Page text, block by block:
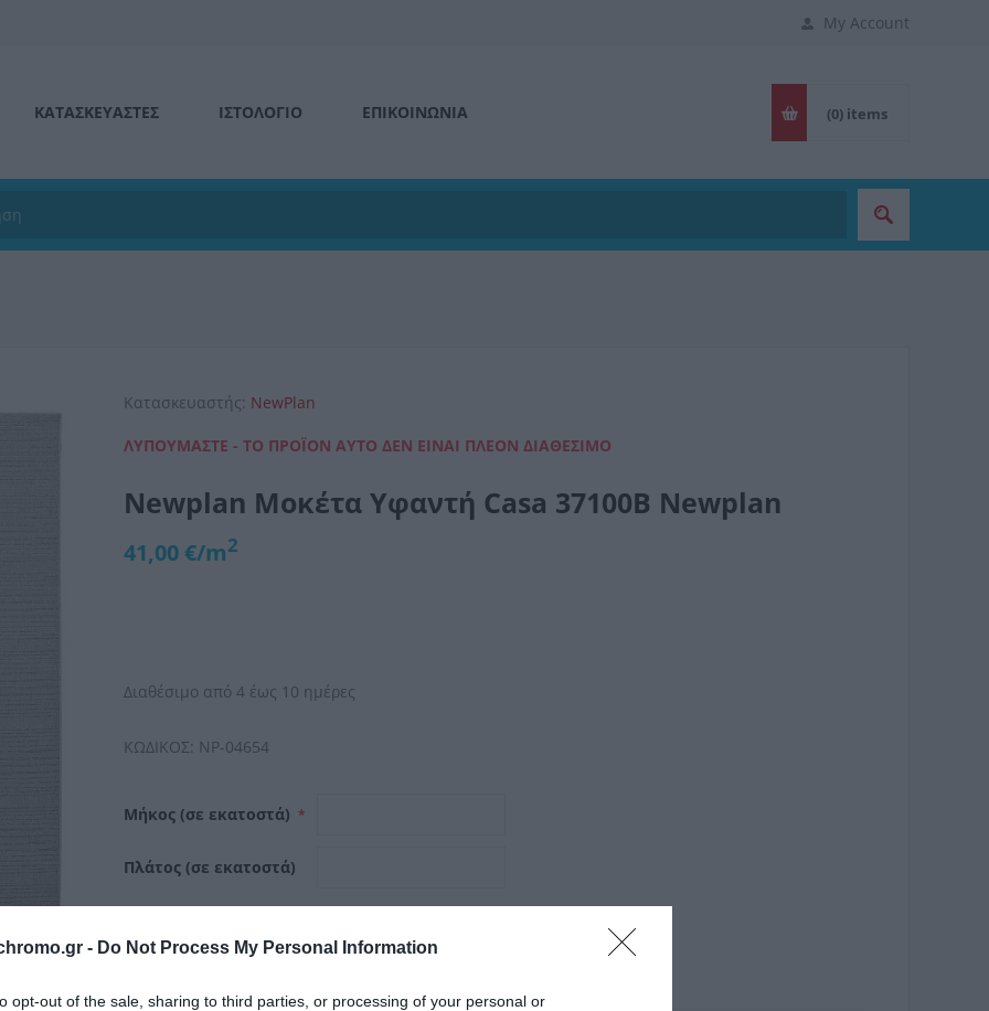
- Do Not Process My Personal Information
opt-out of the sale, sharing to third parties, or processing of your personal or
My Account
ΚΑΤΑΣΚΕΥΑΣΤΕΣ ΙΣΤΟΛΌΓΙΟ ΕΠΙΚΟΙΝΩΝΊΑ (0) items
Κατασκευαστής: NewPlan
ΛΥΠΟΎΜΑΣΤΕ - ΤΟ ΠΡΟΪΌΝ ΑΥΤΌ ΔΕΝ ΕΊΝΑΙ ΠΛΈΟΝ ΔΙΑΘΈΣΙΜΟ
Newplan Μοκέτα Υφαντή Casa 37100B Newplan
41,00 €/m2
Διαθέσιμο από 4 έως 10 ημέρες
ΚΩΔΙΚΟΣ: NP-04654
Μήκος (σε εκατοστά) *
Πλάτος (σε εκατοστά)